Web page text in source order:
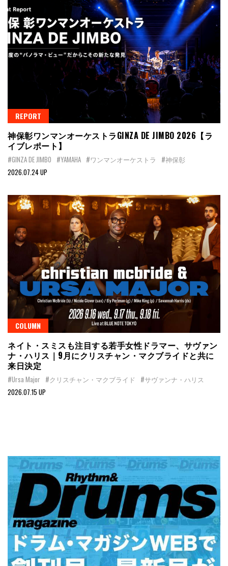
REPORT
神保彰ワンマンオーケストラGINZA DE JIMBO 2026【ラ
イブレポート】
#GINZA DE JIMBO #YAMAHA #ワンマンオーケストラ
#神保彰
2026.07.24 UP
COLUMN
ネイト・スミスも注目する若手女性ドラマー、サヴァン
ナ・ハリス｜9月にクリスチャン・マクブライドと共に
来日決定
#Ursa Major #クリスチャン・マクブライド
#サヴァンナ・ハリス
2026.07.15 UP